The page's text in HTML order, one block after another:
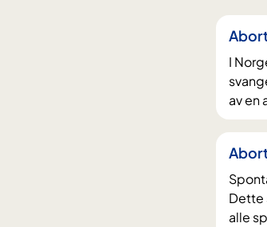
d
e
p
e
I
av en
Dette
alle